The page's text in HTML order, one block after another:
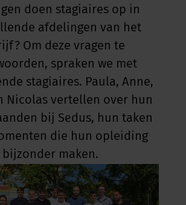
doen stagiaires op in
afdelingen van het
Om deze vragen te
spraken we met
stagiaires. Paula, Anne,
Nicolas vertellen over hun
bij Sedus, hun taken
die hun opleiding
bijzonder maken.